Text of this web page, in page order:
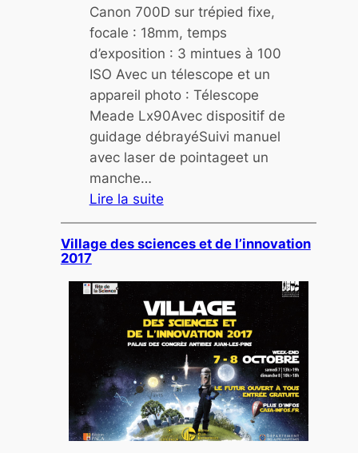
e
Canon 700D sur trépied fixe,
focale : 18mm, temps
d’exposition : 3 mintues à 100
ISO Avec un télescope et un
appareil photo : Télescope
Meade Lx90Avec dispositif de
guidage débrayéSuivi manuel
avec laser de pointageet un
manche…
Lire la suite
:
L
s
P
a
s
s
a
g
e
Village des sciences et de l’innovation
2017